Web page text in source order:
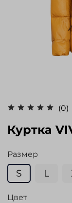
(0)
Куртка
Размер
S L
Цвет